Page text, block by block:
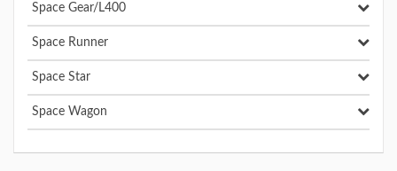
Space Gear/L400
Space Runner
Space Star
Space Wagon